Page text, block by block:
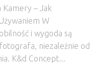
– Jak
W
i wygoda są
niezależnie od
K&d Concept...